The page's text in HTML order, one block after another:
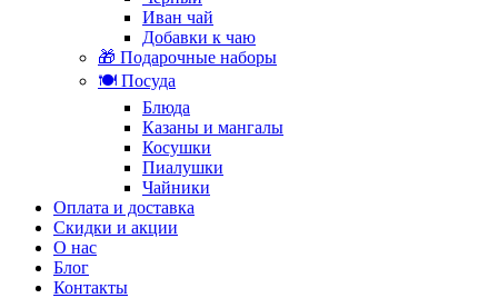
Иван чай
Добавки к чаю
🎁 Подарочные наборы
🍽️ Посуда
Блюда
Казаны и мангалы
Косушки
Пиалушки
Чайники
Оплата и доставка
Скидки и акции
О нас
Блог
Контакты